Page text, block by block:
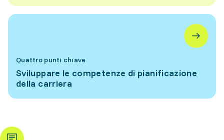
Quattro punti chiave
Sviluppare le competenze di pianificazione
della carriera